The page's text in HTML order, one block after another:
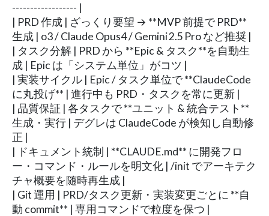
------------------ |
| PRD 作成 | ざっくり要望 → **MVP 前提で PRD**
生成 | o3 / Claude Opus4 / Gemini 2.5 Pro など推奨 |
| タスク分解 | PRD から **Epic & タスク**を自動生
成 | Epic は「システム単位」がコツ |
| 実装サイクル | Epic / タスク単位で **ClaudeCode
に丸投げ** | 進行中も PRD・タスクを常に更新 |
| 品質保証 | 各タスクで **ユニット & 統合テスト**
生成・実行 | デグレは ClaudeCode が検知し自動修
正 |
| ドキュメント統制 | **CLAUDE.md** に開発フロ
ー・コマンド・ルールを明文化 | /init でアーキテク
チャ概要を随時再生成 |
| Git 運用 | PRD/タスク更新・実装変更ごとに **自
動 commit** | 専用コマンドで粒度を保つ |